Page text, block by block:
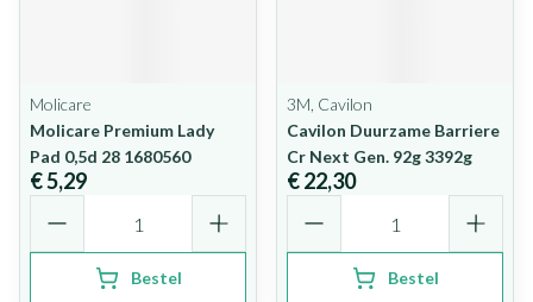
Molicare
Molicare Premium Lady
Pad 0,5d 28 1680560
€ 5,29
Bestel
3M, Cavilon
Cavilon Duurzame Barriere
Cr Next Gen. 92g 3392g
€ 22,30
Bestel